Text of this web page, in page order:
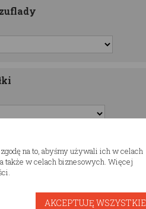
Ilość zestawów
na to, abyśmy używali ich w celach
także w celach biznesowych. Więcej
AKCEPTUJĘ WSZYSTKIE